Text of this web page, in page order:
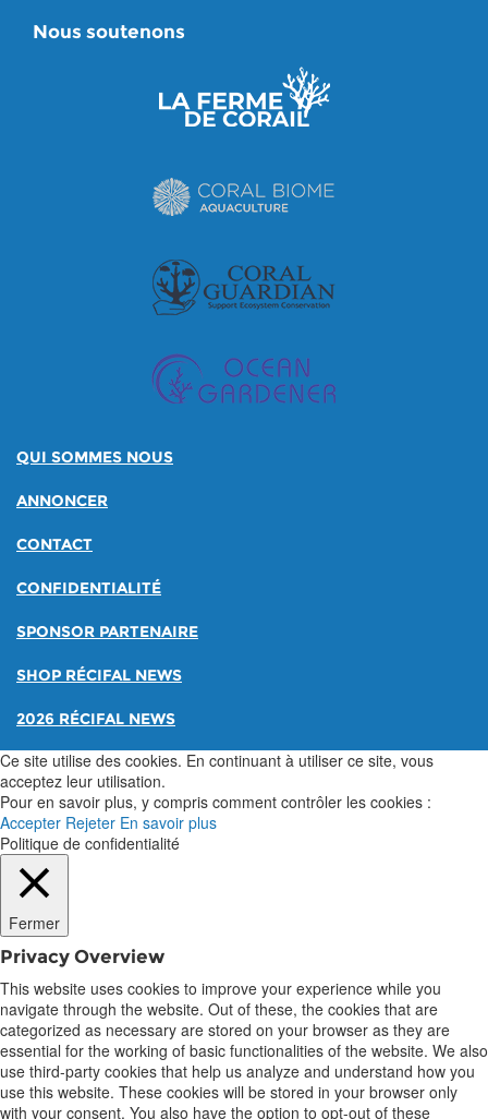
Nous soutenons
QUI SOMMES NOUS
ANNONCER
CONTACT
CONFIDENTIALITÉ
SPONSOR PARTENAIRE
SHOP RÉCIFAL NEWS
2026 RÉCIFAL NEWS
Ce site utilise des cookies. En continuant à utiliser ce site, vous
acceptez leur utilisation.
Pour en savoir plus, y compris comment contrôler les cookies :
Accepter Rejeter En savoir plus
Politique de confidentialité
Fermer
Privacy Overview
This website uses cookies to improve your experience while you
navigate through the website. Out of these, the cookies that are
categorized as necessary are stored on your browser as they are
essential for the working of basic functionalities of the website. We also
use third-party cookies that help us analyze and understand how you
use this website. These cookies will be stored in your browser only
with your consent. You also have the option to opt-out of these